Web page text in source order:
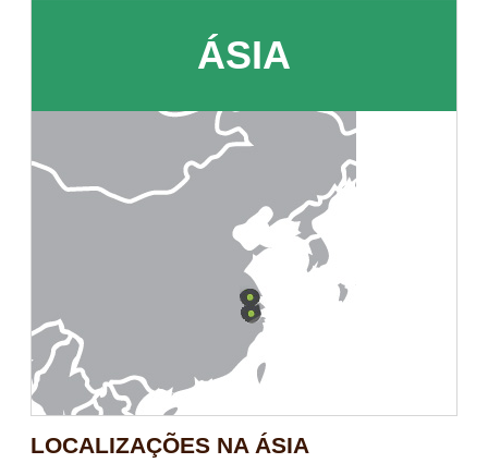
ÁSIA
LOCALIZAÇÕES NA ÁSIA